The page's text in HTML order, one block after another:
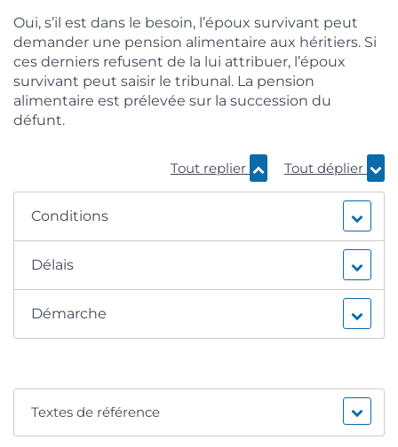
Oui, s’il est dans le besoin, l’époux survivant peut
demander une pension alimentaire aux héritiers. Si
ces derniers refusent de la lui attribuer, l’époux
survivant peut saisir le tribunal. La pension
alimentaire est prélevée sur la succession du
défunt.
Tout replier Tout déplier
Conditions
Délais
Démarche
Textes de référence